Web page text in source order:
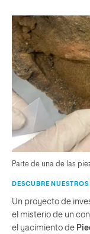
Parte de una de las
DESCUBRE
Un proyecto de
el misterio de un
el yacimiento de